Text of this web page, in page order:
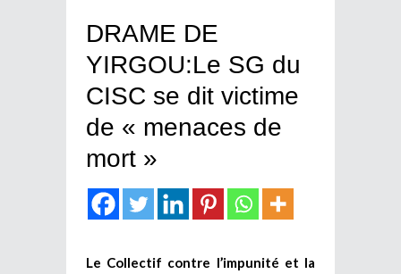
DRAME DE
YIRGOU:Le SG du
CISC se dit victime
de « menaces de
mort »
Le Collectif contre l’impunité et la